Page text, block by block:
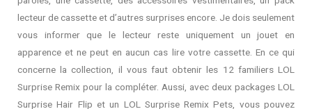
lecteur de cassette et d’autres surprises encore. Je dois seulement
vous informer que le lecteur reste uniquement un jouet en
apparence et ne peut en aucun cas lire votre cassette. En ce qui
concerne la collection, il vous faut obtenir les 12 familiers LOL
Surprise Remix pour la compléter. Aussi, avec deux packages LOL
Surprise Hair Flip et un LOL Surprise Remix Pets, vous pouvez